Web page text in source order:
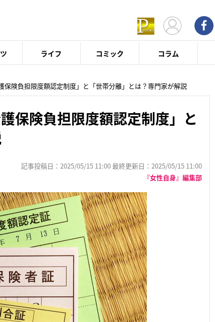
ライフ コミック コラム
保険負担限度額認定制度」と「世帯分離」とは？専門家が解説
保険負担限度額認定制度」と
記事投稿日：2025/05/15 11:00 最終更新日：2025/05/15 11:00
『女性自身』編集部